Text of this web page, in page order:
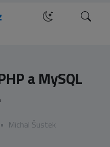
Hledat
a MySQL
• Michal Šustek